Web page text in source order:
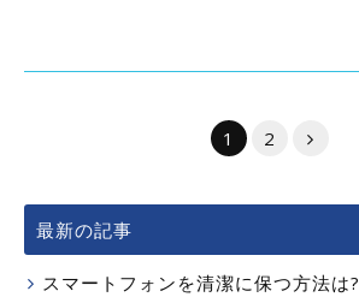
1 2
最新の記事
スマートフォンを清潔に保つ方法は?